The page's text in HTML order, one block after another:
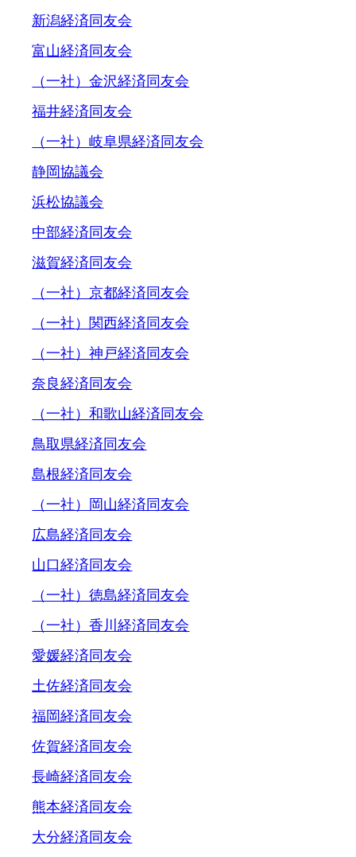
新潟経済同友会
富山経済同友会
（一社）金沢経済同友会
福井経済同友会
（一社）岐阜県経済同友会
静岡協議会
浜松協議会
中部経済同友会
滋賀経済同友会
（一社）京都経済同友会
（一社）関西経済同友会
（一社）神戸経済同友会
奈良経済同友会
（一社）和歌山経済同友会
鳥取県経済同友会
島根経済同友会
（一社）岡山経済同友会
広島経済同友会
山口経済同友会
（一社）徳島経済同友会
（一社）香川経済同友会
愛媛経済同友会
土佐経済同友会
福岡経済同友会
佐賀経済同友会
長崎経済同友会
熊本経済同友会
大分経済同友会